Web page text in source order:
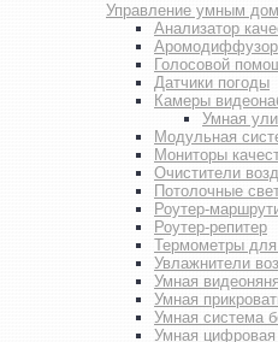
Управление умным
Анализатор
Аромодиффузор
Голосовой
Датчики погоды
Камеры
Умная
Модульная
Мониторы
Очистители
Потолочные
Роутер-
Роутер-репитер
Термометры
Увлажнители
Умная видеоняня
Умная
Умная система
Умная